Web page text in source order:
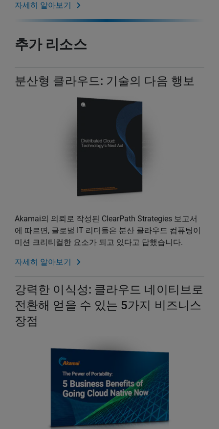
자세히 알아보기
추가 리소스
분산형 클라우드: 기술의 다음 행보
Akamai의 의뢰로 작성된 ClearPath Strategies 보고서
에 따르면, 글로벌 IT 리더들은 분산 클라우드 컴퓨팅이
미션 크리티컬한 요소가 되고 있다고 답했습니다.
자세히 알아보기
강력한 이식성: 클라우드 네이티브로
전환해 얻을 수 있는 5가지 비즈니스
장점